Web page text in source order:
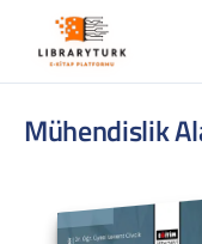
Mühendislik